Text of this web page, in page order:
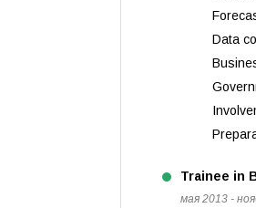
Data
Trainee in
мая 2013 -